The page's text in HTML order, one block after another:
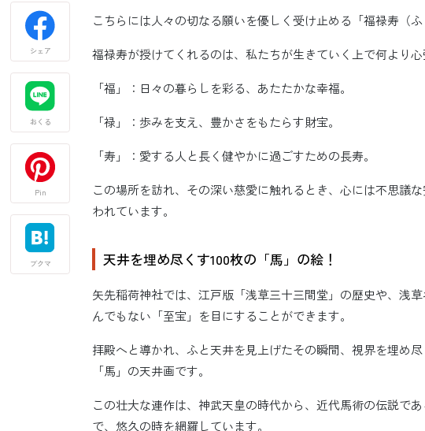
こちらには人々の切なる願いを優しく受け止める「福禄寿（
福禄寿が授けてくれるのは、私たちが生きていく上で何より心
「福」：日々の暮らしを彩る、あたたかな幸福。
「禄」：歩みを支え、豊かさをもたらす財宝。
「寿」：愛する人と長く健やかに過ごすための長寿。
この場所を訪れ、その深い慈愛に触れるとき、心には不思議
われています。
天井を埋め尽くす100枚の「馬」の絵！
矢先稲荷神社では、江戸版「浅草三十三間堂」の歴史や、浅
んでもない「至宝」を目にすることができます。
拝殿へと導かれ、ふと天井を見上げたその瞬間、視界を埋め
「馬」の天井画です。
この壮大な連作は、神武天皇の時代から、近代馬術の伝説で
で、悠久の時を網羅しています。
シェア
おくる
Pin
ブクマ